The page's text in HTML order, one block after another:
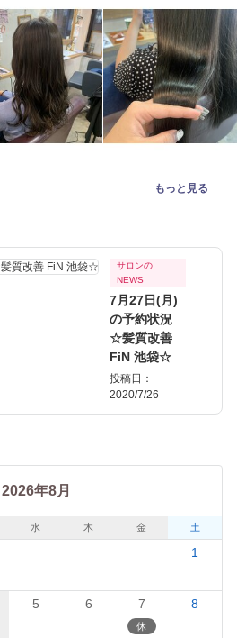
もっと見る
サロンの
NEWS
7月27日(月)
の予約状況
☆髪質改善
FiN 池袋☆
投稿日：
2020/7/26
2026年8月
水 木 金 土
1
5 6 7 8